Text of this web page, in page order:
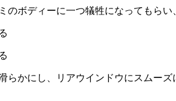
のボディーに一つ犠牲になってもらい
らかにし、リアウインドウにスムーズ